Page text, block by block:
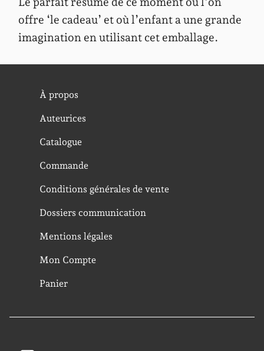
offre ‘le cadeau’ et où l’enfant a une grande
imagination en utilisant cet emballage.
À propos
Auteurices
Catalogue
Commande
Conditions générales de vente
Dossiers communication
Mentions légales
Mon Compte
Panier